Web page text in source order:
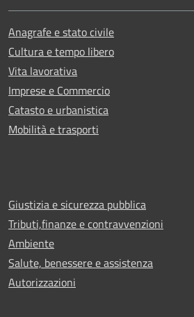
Anagrafe e stato civile
Cultura e tempo libero
Vita lavorativa
Imprese e Commercio
Catasto e urbanistica
Mobilità e trasporti
Giustizia e sicurezza pubblica
Tributi,finanze e contravvenzioni
Ambiente
Salute, benessere e assistenza
Autorizzazioni